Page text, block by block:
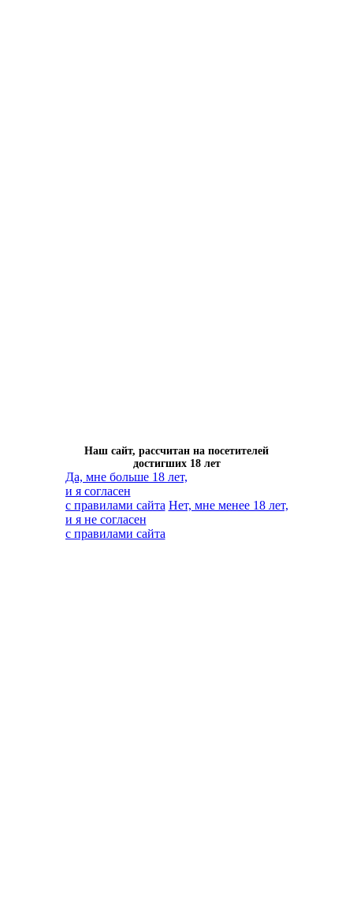
Наш сайт, рассчитан на посетителей
достигших 18 лет
Да, мне больше 18 лет,
и я согласен
с правилами сайта Нет, мне менее 18 лет,
и я не согласен
с правилами сайта